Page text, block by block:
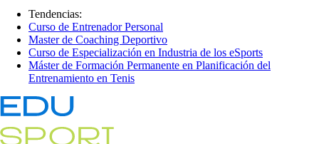
Tendencias:
Curso de Entrenador Personal
Master de Coaching Deportivo
Curso de Especialización en Industria de los eSports
Máster de Formación Permanente en Planificación del
Entrenamiento en Tenis